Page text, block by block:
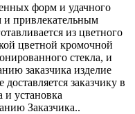
форм и удачного
и привлекательным
из цветного
цветной кромочной
стекла, и
заказчика изделие
заказчику в
и установка
Заказчика..